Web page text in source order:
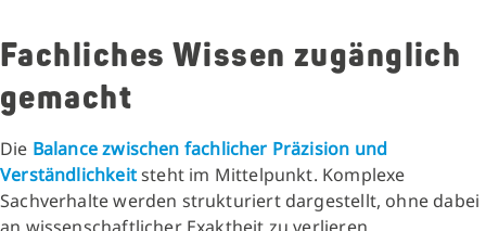
Fachliches Wissen zugänglich
gemacht
Die Balance zwischen fachlicher Präzision und
Verständlichkeitsteht im Mittelpunkt. Komplexe
Sachverhalte werden strukturiert dargestellt, ohne dabei
an wissenschaftlicher Exaktheit zu verlieren.